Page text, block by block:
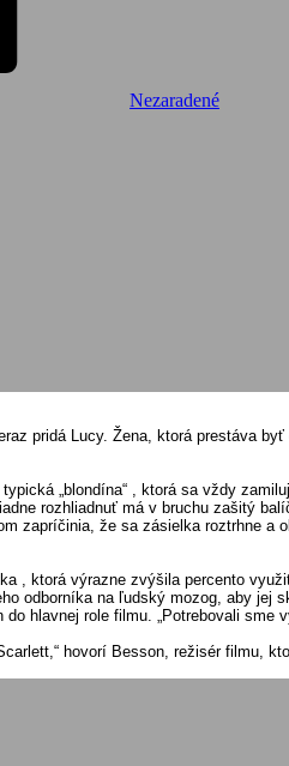
Nezaradené
pridá Lucy. Žena, ktorá prestáva
„blondína“ , ktorá sa vždy
rozhliadnuť má v bruchu zašitý
zapríčinia, že sa zásielka roztrhne a
, ktorá výrazne zvýšila percento
odborníka na ľudský mozog, aby jej
hlavnej role filmu. „Potrebovali sme
hovorí Besson, režisér filmu,